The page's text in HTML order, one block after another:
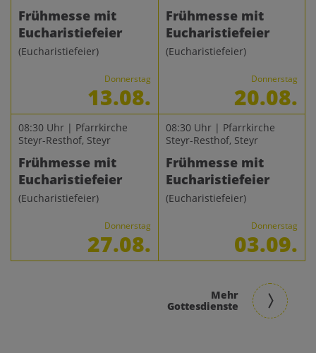
Frühmesse mit
Eucharistiefeier
(Eucharistiefeier)
Donnerstag
13.08.
Frühmesse mit
Eucharistiefeier
(Eucharistiefeier)
Donnerstag
20.08.
08:30 Uhr | Pfarrkirche
Steyr-Resthof, Steyr
Frühmesse mit
Eucharistiefeier
(Eucharistiefeier)
Donnerstag
27.08.
08:30 Uhr | Pfarrkirche
Steyr-Resthof, Steyr
Frühmesse mit
Eucharistiefeier
(Eucharistiefeier)
Donnerstag
03.09.
Mehr
Gottesdienste